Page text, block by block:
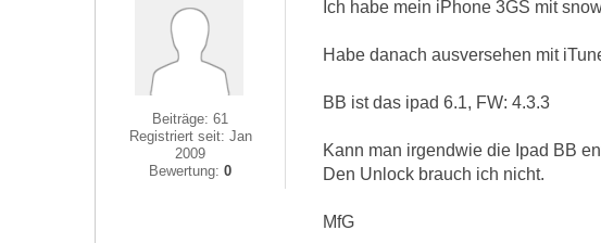
Beiträge: 61
Registriert seit: Jan
2009
Bewertung:0
Ich habe mein iPhone 3GS mit
Habe danach ausversehen mit
BB ist das ipad 6.1, FW: 4.3.3
Kann man irgendwie die Ipad BB
Den Unlock brauch ich nicht.
MfG